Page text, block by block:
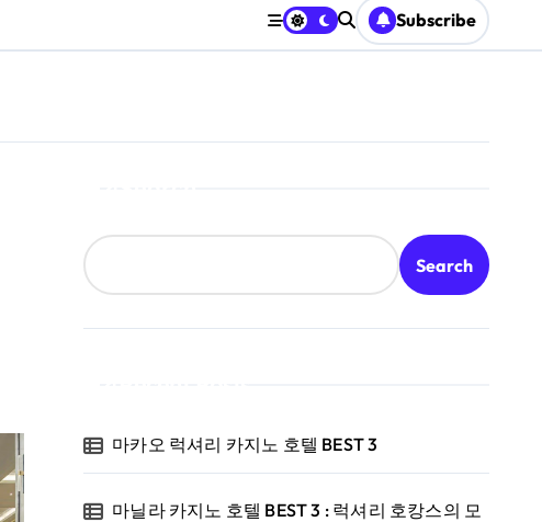
Subscribe
Search
마카오 럭셔리 카지노 호텔 BEST 3
마닐라 카지노 호텔 BEST 3 : 럭셔리 호캉스의 모